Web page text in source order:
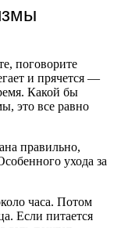
поговорите
и прячется —
Какой бы
это все равно
правильно,
ухода за
часа. Потом
Если питается